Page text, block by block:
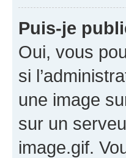
Puis-je
Oui, vous
si
une image
sur un
image.gif.